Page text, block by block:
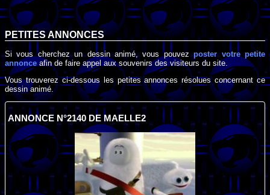
PETITES ANNONCES
Si vous cherchez un dessin animé, vous pouvezposter votre petite
annonce afin de faire appel aux souvenirs des visiteurs du site.
Vous trouverez ci-dessous les petites annonces résolues concernant ce
dessin animé.
ANNONCE N°2140 DE MAELLE2